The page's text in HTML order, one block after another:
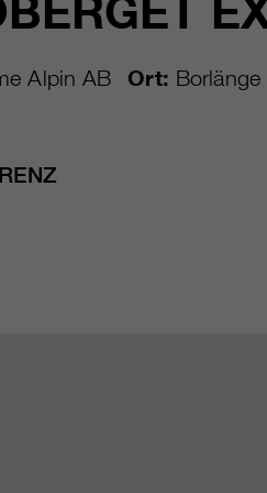
Alpin AB Ort: Borlänge